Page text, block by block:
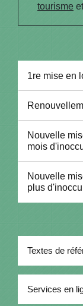
tourisme
1re mise en
Nouvelle
mois
Nouvelle
plus
Textes de
Services en